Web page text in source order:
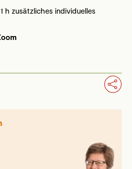
h zusätzliches individuelles